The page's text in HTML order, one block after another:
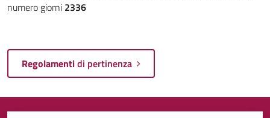
numero giorni 2336
Regolamentidi pertinenza